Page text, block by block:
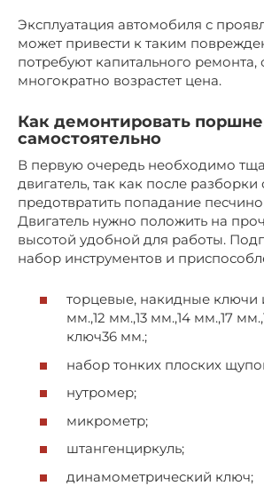
Эксплуатация автомобиля с
может привести к таким
потребуют капитального ремонта,
многократно возрастет цена.
Как демонтировать
самостоятельно
В первую очередь необходимо
двигатель, так как после
предотвратить попадание
Двигатель нужно положить на
высотой удобной для работы.
набор инструментов и
торцевые, накидные ключи
мм.,12 мм.,13 мм.,14 мм.,17
ключ36 мм.;
набор тонких плоских
нутромер;
микрометр;
штангенциркуль;
динамометрический ключ;